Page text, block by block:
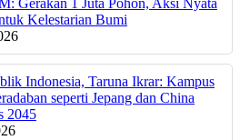
Gerakan 1 Juta Pohon, Aksi Nyata
Kelestarian Bumi
Indonesia, Taruna Ikrar: Kampus
seperti Jepang dan China
2045